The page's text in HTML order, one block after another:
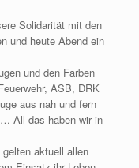
Solidarität mit den
und heute Abend ein
und den Farben
ASB, DRK
aus nah und fern
All das haben wir in
aktuell allen